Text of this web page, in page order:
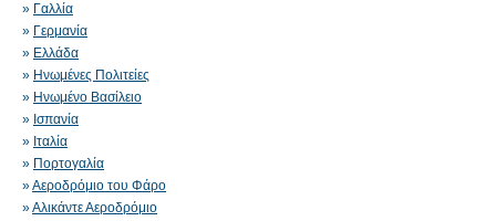
» Γαλλία
» Γερμανία
» Ελλάδα
» Ηνωμένες Πολιτείες
» Ηνωμένο Βασίλειο
» Ισπανία
» Ιταλία
» Πορτογαλία
»Αεροδρόμιο του Φάρο
»Αλικάντε Αεροδρόμιο